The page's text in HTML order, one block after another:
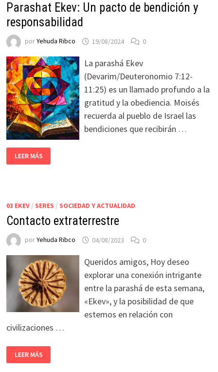
Parashat Ekev: Un pacto de bendición y
responsabilidad
porYehuda Ribco 19/08/2024 0
La parashá Ekev
(Devarim/Deuteronomio 7:12-
11:25) es un llamado profundo a la
gratitud y la obediencia. Moisés
recuerda al pueblo de Israel las
bendiciones que recibirán …
LEER MÁS
03 EKEV/ SERES / SOCIEDAD Y ACTUALIDAD
Contacto extraterrestre
porYehuda Ribco 04/08/2023 0
Queridos amigos, Hoy deseo
explorar una conexión intrigante
entre la parashá de esta semana,
«Ekev», y la posibilidad de que
estemos en relación con
civilizaciones …
LEER MÁS